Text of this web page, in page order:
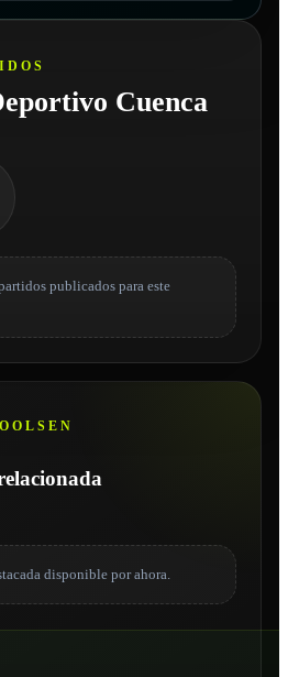
Cuenca
publicados para este
disponible por ahora.